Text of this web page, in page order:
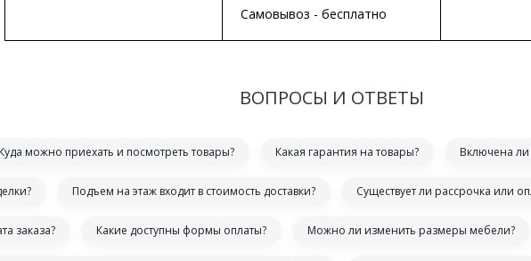
Самовывоз - бесплатно
ВОПРОСЫ И ОТВЕТЫ
Куда можно приехать и посмотреть товары? Какая гарантия на товары? Включена ли
Подъем на этаж входит в стоимость доставки? Существует ли рассрочка или
заказа? Какие доступны формы оплаты? Можно ли изменить размеры мебели?